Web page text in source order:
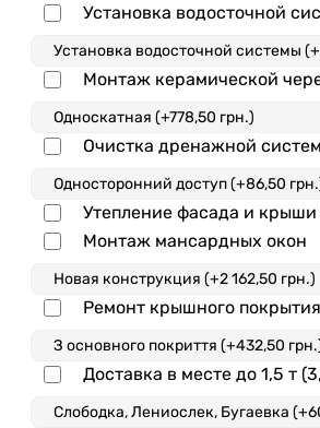
Установка водосточной
Монтаж керамической
Очистка дренажной
Утепление фасада и крыши
Монтаж мансардных окон
Ремонт крышного покрытия
Доставка в месте до 1,5 т